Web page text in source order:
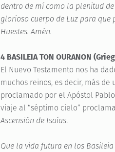
dentro de mí como la plenitud
glorioso cuerpo de Luz para
Huestes. Amén.
4 BASILEIA TON OURANON
El Nuevo Testamento nos ha
muchos reinos, es decir, más
proclamado por el Apóstol
viaje al “séptimo cielo”
Ascensión de Isaías.
Que la vida futura en los